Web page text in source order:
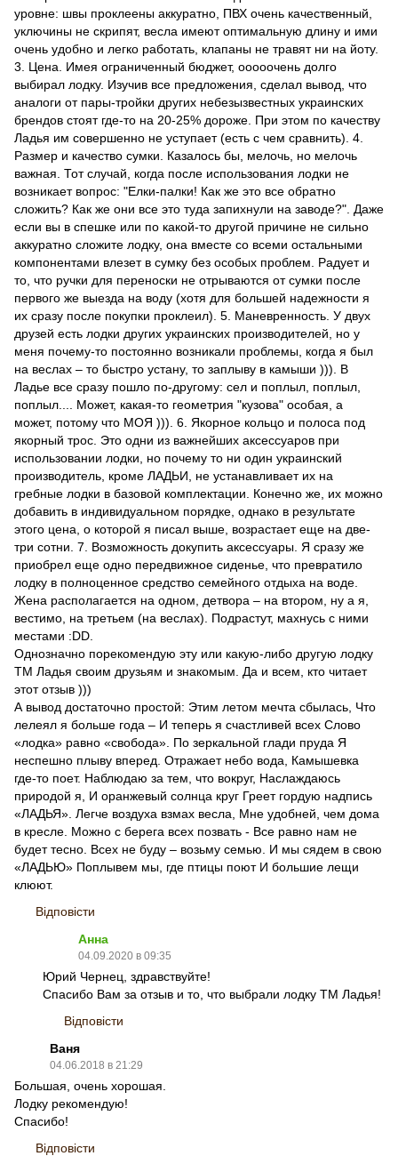
уровне: швы проклеены аккуратно, ПВХ очень качественный,
уключины не скрипят, весла имеют оптимальную длину и ими
очень удобно и легко работать, клапаны не травят ни на йоту.
3. Цена. Имея ограниченный бюджет, ооооочень долго
выбирал лодку. Изучив все предложения, сделал вывод, что
аналоги от пары-тройки других небезызвестных украинских
брендов стоят где-то на 20-25% дороже. При этом по качеству
Ладья им совершенно не уступает (есть с чем сравнить). 4.
Размер и качество сумки. Казалось бы, мелочь, но мелочь
важная. Тот случай, когда после использования лодки не
возникает вопрос: "Елки-палки! Как же это все обратно
сложить? Как же они все это туда запихнули на заводе?". Даже
если вы в спешке или по какой-то другой причине не сильно
аккуратно сложите лодку, она вместе со всеми остальными
компонентами влезет в сумку без особых проблем. Радует и
то, что ручки для переноски не отрываются от сумки после
первого же выезда на воду (хотя для большей надежности я
их сразу после покупки проклеил). 5. Маневренность. У двух
друзей есть лодки других украинских производителей, но у
меня почему-то постоянно возникали проблемы, когда я был
на веслах – то быстро устану, то заплыву в камыши ))). В
Ладье все сразу пошло по-другому: сел и поплыл, поплыл,
поплыл.... Может, какая-то геометрия "кузова" особая, а
может, потому что МОЯ ))). 6. Якорное кольцо и полоса под
якорный трос. Это одни из важнейших аксессуаров при
использовании лодки, но почему то ни один украинский
производитель, кроме ЛАДЬИ, не устанавливает их на
гребные лодки в базовой комплектации. Конечно же, их можно
добавить в индивидуальном порядке, однако в результате
этого цена, о которой я писал выше, возрастает еще на две-
три сотни. 7. Возможность докупить аксессуары. Я сразу же
приобрел еще одно передвижное сиденье, что превратило
лодку в полноценное средство семейного отдыха на воде.
Жена располагается на одном, детвора – на втором, ну а я,
вестимо, на третьем (на веслах). Подрастут, махнусь с ними
местами :DD.
Однозначно порекомендую эту или какую-либо другую лодку
ТМ Ладья своим друзьям и знакомым. Да и всем, кто читает
этот отзыв )))
А вывод достаточно простой: Этим летом мечта сбылась, Что
лелеял я больше года – И теперь я счастливей всех Слово
«лодка» равно «свобода». По зеркальной глади пруда Я
неспешно плыву вперед. Отражает небо вода, Камышевка
где-то поет. Наблюдаю за тем, что вокруг, Наслаждаюсь
природой я, И оранжевый солнца круг Греет гордую надпись
«ЛАДЬЯ». Легче воздуха взмах весла, Мне удобней, чем дома
в кресле. Можно с берега всех позвать - Все равно нам не
будет тесно. Всех не буду – возьму семью. И мы сядем в свою
«ЛАДЬЮ» Поплывем мы, где птицы поют И большие лещи
клюют.
Відповісти
Анна
04.09.2020 в 09:35
Юрий Чернец, здравствуйте!
Спасибо Вам за отзыв и то, что выбрали лодку ТМ Ладья!
Відповісти
Ваня
04.06.2018 в 21:29
Большая, очень хорошая.
Лодку рекомендую!
Спасибо!
Відповісти